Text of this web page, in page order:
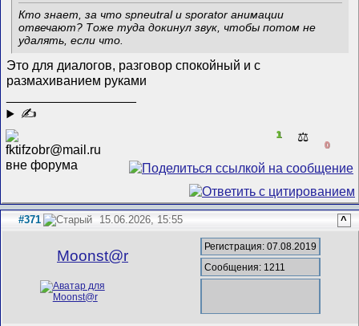
Кто знает, за что spneutral и sporator анимации
отвечают? Тоже туда докинул звук, чтобы потом не
удалять, если что.
Это для диалогов, разговор спокойный и с
размахиванием руками
✍
1 ⚖️
0
#371 15.06.2026, 15:55 ^
Mооnst@r
Регистрация: 07.08.2019
Сообщения: 1211